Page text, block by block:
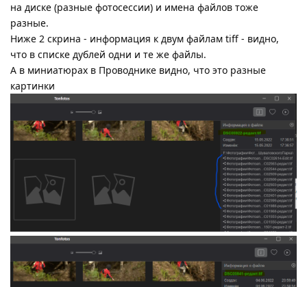
на диске (разные фотосессии) и имена файлов тоже
разные.
Ниже 2 скрина - информация к двум файлам tiff - видно,
что в списке дублей одни и те же файлы.
А в миниатюрах в Проводнике видно, что это разные
картинки